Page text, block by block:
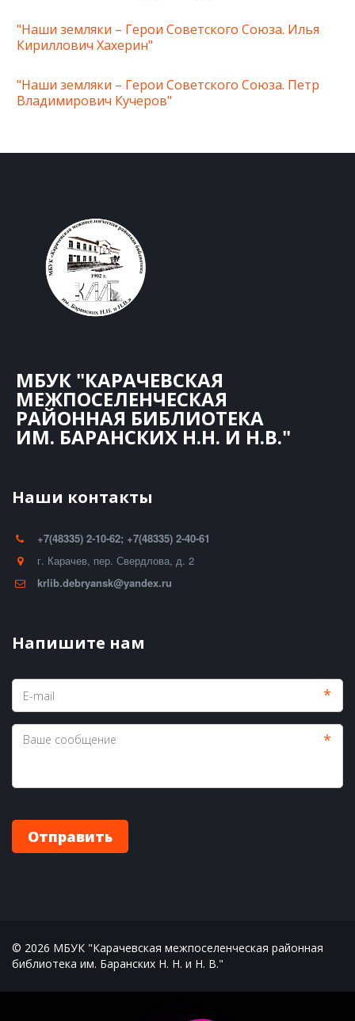
"Наши земляки – Герои Советского Союза. Илья
Кириллович Хахерин"
"Наши земляки – Герои Советского Союза. Петр
Владимирович Кучеров"
МБУК "КАРАЧЕВСКАЯ
МЕЖПОСЕЛЕНЧЕСКАЯ
РАЙОННАЯ БИБЛИОТЕКА
ИМ. БАРАНСКИХ Н.Н. И Н.В."
Наши контакты
+7(48335) 2-10-62; +7(48335) 2-40-61
г. Карачев, пер. Свердлова, д. 2
krlib.debryansk@yandex.ru
Напишите нам
*
*
Отправить
© 2026 МБУК "Карачевская межпоселенческая районная
библиотека им. Баранских Н. Н. и Н. В."